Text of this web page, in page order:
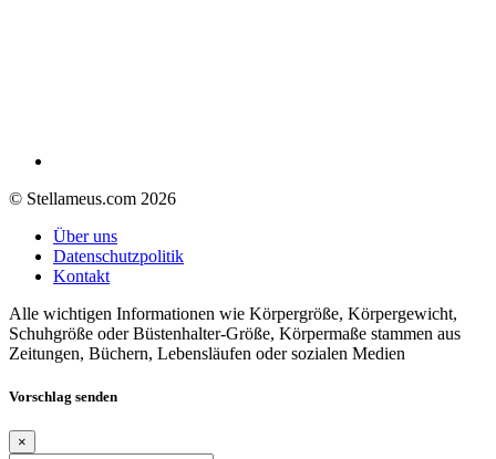
© Stellameus.com 2026
Über uns
Datenschutzpolitik
Kontakt
Alle wichtigen Informationen wie Körpergröße, Körpergewicht,
Schuhgröße oder Büstenhalter-Größe, Körpermaße stammen aus
Zeitungen, Büchern, Lebensläufen oder sozialen Medien
Vorschlag senden
×